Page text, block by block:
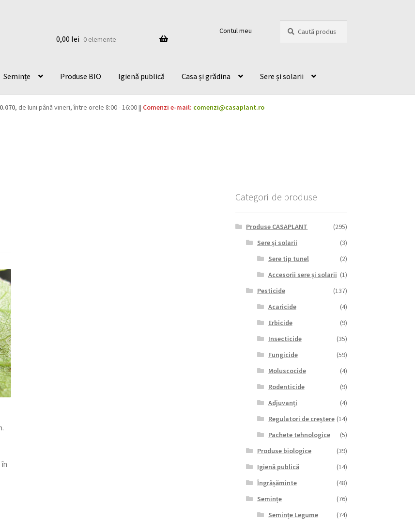
0,00 lei 0 elemente
Contul meu
după:
Semințe Produse BIO Igienă publică Casa și grădina Sere și solarii
, de luni până vineri, între orele 8:00 - 16:00 || Comenzi e-mail: comenzi@casaplant.ro
în
Categorii de produse
Produse CASAPLANT
(295)
Sere și solarii
(3)
Sere tip tunel
(2)
Accesorii sere și solarii (1)
Pesticide
(137)
Acaricide
(4)
Erbicide
(9)
Insecticide
(35)
Fungicide
(59)
Moluscocide
(4)
Rodenticide
(9)
Adjuvanți
(4)
Regulatori de creștere (14)
Pachete tehnologice
(5)
Produse biologice
(39)
Igienă publică
(14)
Îngrășăminte
(48)
Semințe
(76)
Semințe Legume
(74)